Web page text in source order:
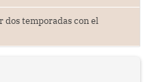
dos temporadas con el